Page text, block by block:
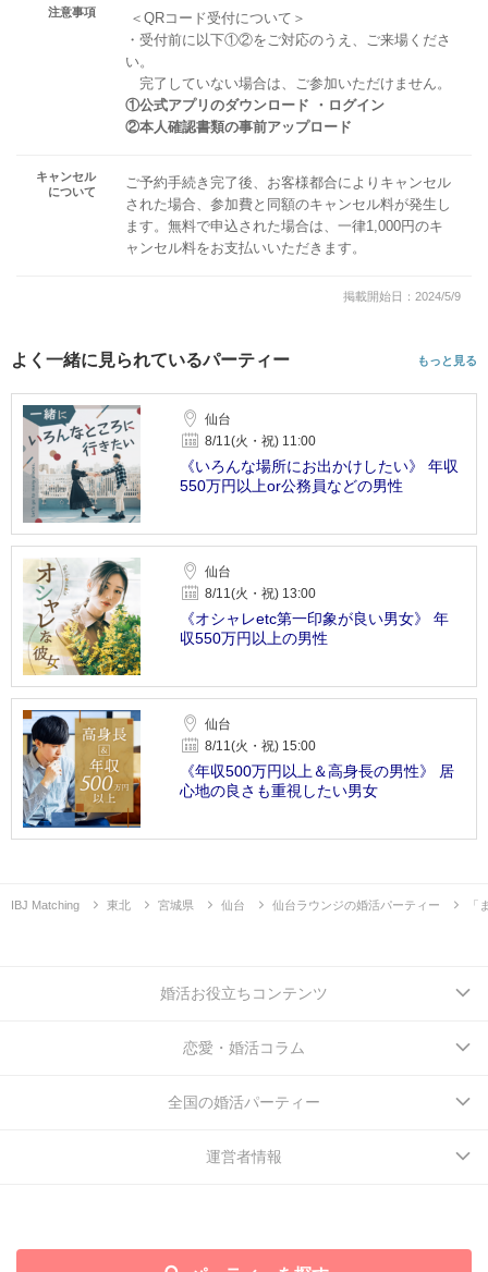
注意事項
＜QRコード受付について＞
・受付前に以下①②をご対応のうえ、ご来場くださ
い。
完了していない場合は、ご参加いただけません。
①公式アプリのダウンロード ・ログイン
②本人確認書類の事前アップロード
キャンセル
について
ご予約手続き完了後、お客様都合によりキャンセル
された場合、参加費と同額のキャンセル料が発生し
ます。無料で申込された場合は、一律1,000円のキ
ャンセル料をお支払いいただきます。
掲載開始日：2024/5/9
よく一緒に見られているパーティー もっと見る
仙台
8/11(火・祝) 11:00
《いろんな場所にお出かけしたい》 年収
550万円以上or公務員などの男性
仙台
8/11(火・祝) 13:00
《オシャレetc第一印象が良い男女》 年
収550万円以上の男性
仙台
8/11(火・祝) 15:00
《年収500万円以上＆高身長の男性》 居
心地の良さも重視したい男女
IBJ Matching 東北 宮城県 仙台 仙台ラウンジの婚活パーティー 「
婚活お役立ちコンテンツ
恋愛・婚活コラム
全国の婚活パーティー
運営者情報